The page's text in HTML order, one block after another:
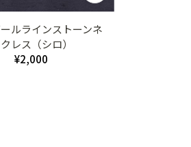
ルラインストーンネ
レス（シロ）
¥2,000